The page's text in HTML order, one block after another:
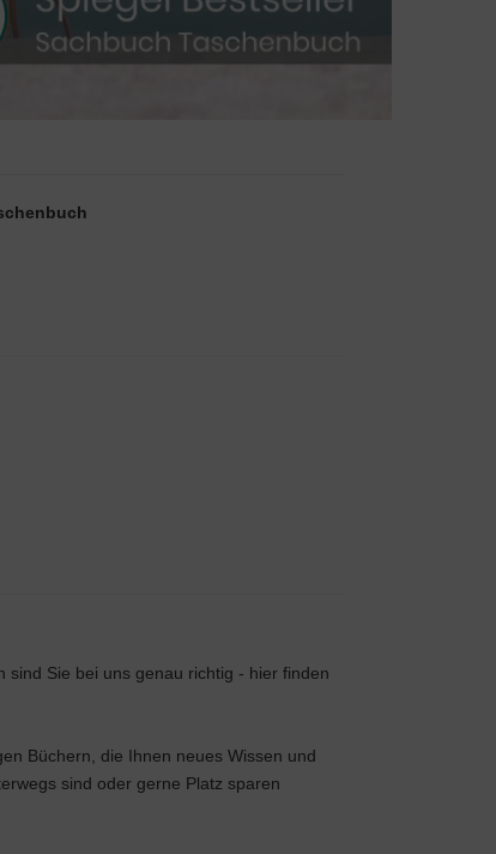
sind Sie bei uns genau richtig - hier finden
Büchern, die Ihnen neues Wissen und
sind oder gerne Platz sparen